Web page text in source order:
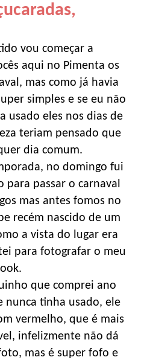
vou começar a
aqui no Pimenta os
mas como já havia
simples e se eu não
usado eles nos dias de
teriam pensado que
dia comum.
no domingo fui
para passar o carnaval
mas antes fomos no
recém nascido de um
a vista do lugar era
para fotografar o meu
look.
que comprei ano
nunca tinha usado, ele
vermelho, que é mais
infelizmente não dá
mas é super fofo e